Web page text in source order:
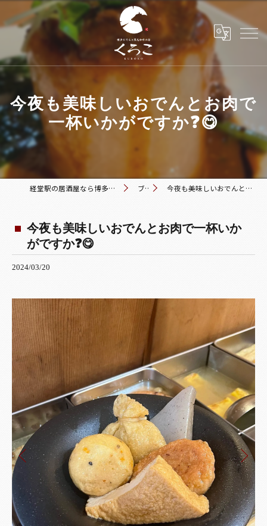
今夜も美味しいおでんとお肉で
一杯いかがですか❓😋
経堂駅の居酒屋なら博多おでんと黒毛和牛の店 くろこ ブログ 今夜も美味しいおでんとお肉で一杯いかがですか❓😋
今夜も美味しいおでんとお肉で一杯いか
がですか❓😋
2024/03/20